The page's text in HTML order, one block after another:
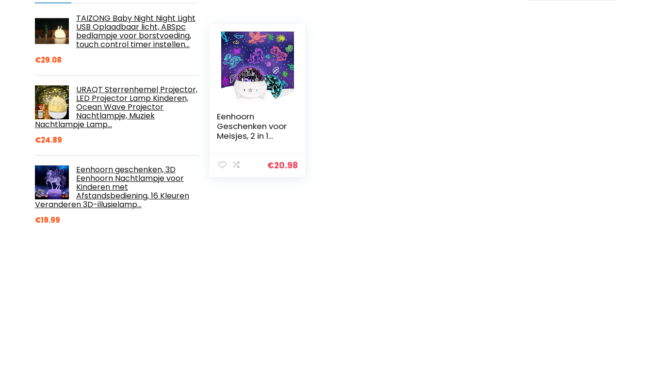
TAIZONG Baby Night Night Light
USB Oplaadbaar licht, ABSpc
bedlampje voor borstvoeding,
touch control timer instellen…
€29.08
URAQT Sterrenhemel Projector,
LED Projector Lamp Kinderen,
Ocean Wave Projector
Nachtlampje, Muziek
Nachtlampje Lamp…
€24.89
Eenhoorn geschenken, 3D
Eenhoorn Nachtlampje voor
Kinderen met
Afstandsbediening, 16 Kleuren
Veranderen 3D-illusielamp…
€19.99
Eenhoorn
Geschenken voor
Meisjes, 2 in 1
Oceaan Projector
€20.98